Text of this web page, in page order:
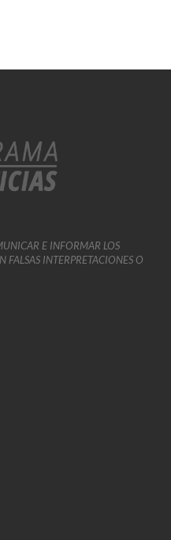
E INFORMAR LOS
FALSAS INTERPRETACIONES O